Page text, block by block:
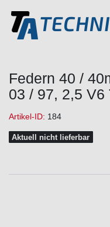
Federn 40 /
03 / 97, 2,5 V6
Artikel-ID: 184
Aktuell nicht lieferbar